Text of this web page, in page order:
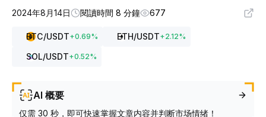
2024年8月14日
閱讀時間 8 分鐘 677
BTC/USDT+0.69% ETH/USDT+2.12%
SOL/USDT+0.52%
AI 概要
仅需 30 秒，即可快速掌握文章内容并判断市场情绪！